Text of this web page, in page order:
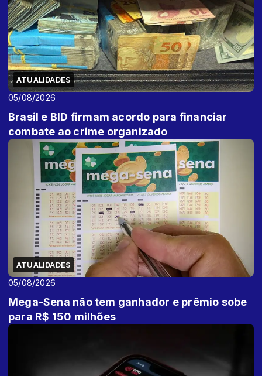
ATUALIDADES
05/08/2026
Brasil e BID firmam acordo para financiar
combate ao crime organizado
ATUALIDADES
05/08/2026
Mega-Sena não tem ganhador e prêmio sobe
para R$ 150 milhões